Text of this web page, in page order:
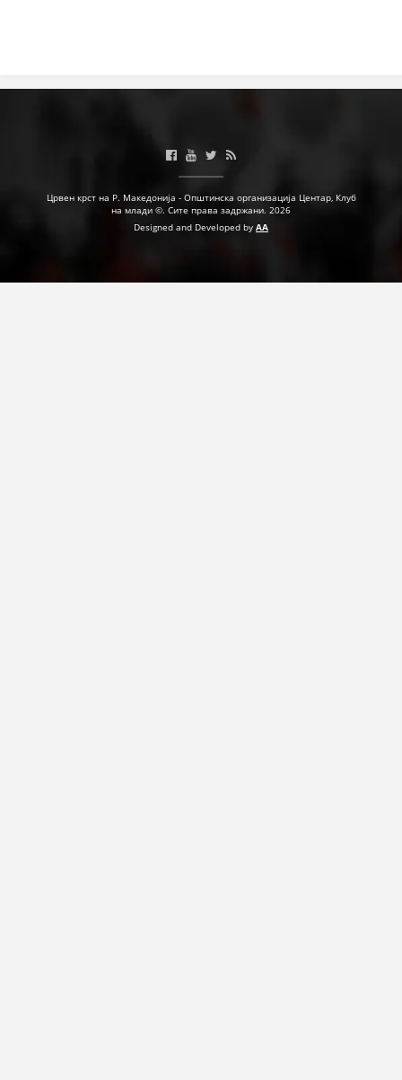
Црвен крст на Р. Македонија - Општинска организација Центар, Клуб
на млади ©. Сите права задржани. 2026
Designed and Developed by AA